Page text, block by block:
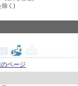
除く)
ページ